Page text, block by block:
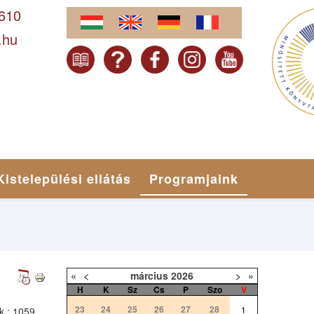
ellátás Programjaink
: 1059
« < március 2026 > »
H K Sz Cs P Szo
V
23
24 25 26 27 28 1